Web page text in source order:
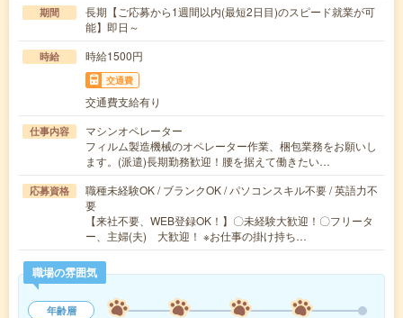
期間
長期【ご応募から1週間以内(最短2日目)のスピード就業が可
能】即日～
時給 時給1500円
交通費
交通費支給有り
仕事内容
マシンオペレーター
フィルム製造機械のオペレーター作業、梱包業務をお願いし
ます。(派遣)長期勤務歓迎！腰を据えて働きたい…
応募資格
職種未経験OK / ブランクOK / パソコンスキル不要 / 英語力不
要
【来社不要、WEB登録OK！】〇未経験大歓迎！〇フリータ
ー、主婦(夫) 大歓迎！ ※お仕事の掛け持ち…
職場の雰囲気
年齢層